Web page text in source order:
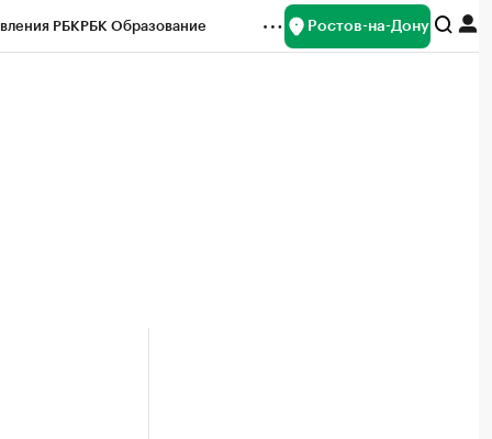
РБКРБК Образование Ростов-на-Дону